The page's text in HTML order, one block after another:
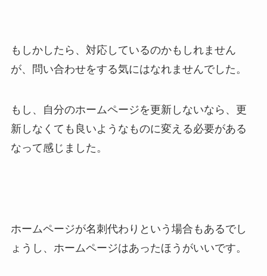
もしかしたら、対応しているのかもしれません
が、問い合わせをする気にはなれませんでした。
もし、自分のホームページを更新しないなら、更
新しなくても良いようなものに変える必要がある
なって感じました。
ホームページが名刺代わりという場合もあるでし
ょうし、ホームページはあったほうがいいです。